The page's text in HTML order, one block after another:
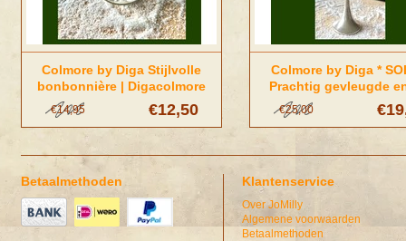
Colmore by Diga Stijlvolle
bonbonnière | Digacolmore
€12,50
€14,95
Colmore by Diga *
Prachtig gevleugde
zilverkleurig | Diga
€25,00
Betaalmethoden Klantenservice
Over JoMilly
Algemene voorwaarden
Betaalmethoden